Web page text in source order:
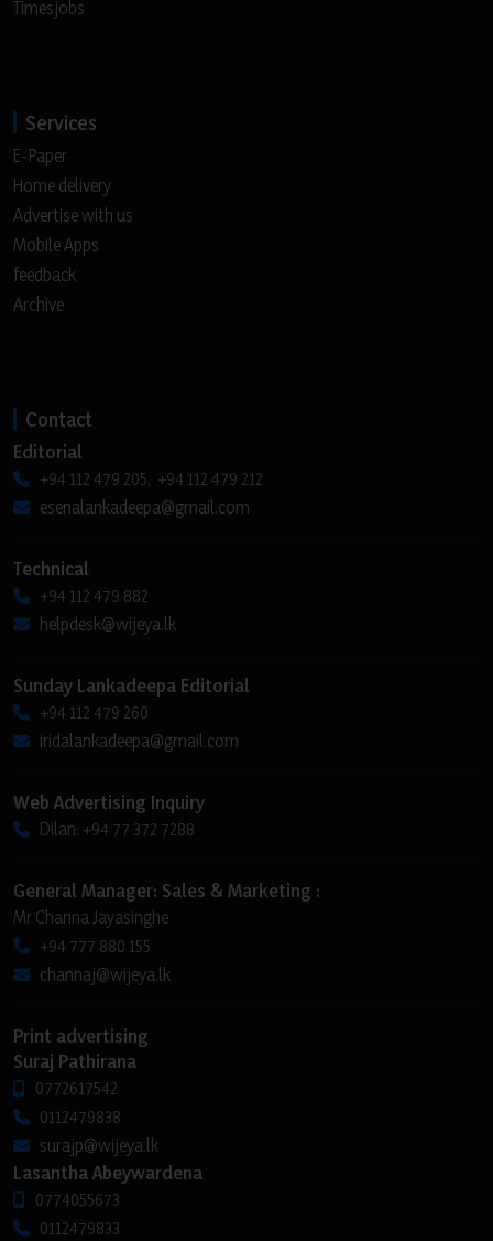
Timesjobs
Services
E-Paper
Home delivery
Advertise with us
Mobile Apps
feedback
Archive
Contact
Editorial
+94 112 479 205, +94 112 479 212
esenalankadeepa@gmail.com
Technical
+94 112 479 882
helpdesk@wijeya.lk
Sunday Lankadeepa Editorial
+94 112 479 260
iridalankadeepa@gmail.com
Web Advertising Inquiry
Dilan: +94 77 372 7288
General Manager: Sales & Marketing :
Mr Channa Jayasinghe
+94 777 880 155
channaj@wijeya.lk
Print advertising
Suraj Pathirana
0772617542
0112479838
surajp@wijeya.lk
Lasantha Abeywardena
0774055673
0112479833